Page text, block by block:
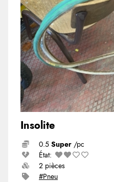
Insolite
0.5 Super /pc
État:
2 pièces
#Pneu